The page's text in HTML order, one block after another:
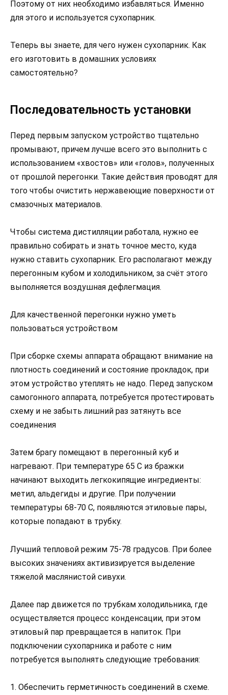
Поэтому от них необходимо избавляться. Именно
для этого и используется сухопарник.
Теперь вы знаете, для чего нужен сухопарник. Как
его изготовить в домашних условиях
самостоятельно?
Последовательность установки
Перед первым запуском устройство тщательно
промывают, причем лучше всего это выполнить с
использованием «хвостов» или «голов», полученных
от прошлой перегонки. Такие действия проводят для
того чтобы очистить нержавеющие поверхности от
смазочных материалов.
Чтобы система дистилляции работала, нужно ее
правильно собирать и знать точное место, куда
нужно ставить сухопарник. Его располагают между
перегонным кубом и холодильником, за счёт этого
выполняется воздушная дефлегмация.
Для качественной перегонки нужно уметь
пользоваться устройством
При сборке схемы аппарата обращают внимание на
плотность соединений и состояние прокладок, при
этом устройство утеплять не надо. Перед запуском
самогонного аппарата, потребуется протестировать
схему и не забыть лишний раз затянуть все
соединения
Затем брагу помещают в перегонный куб и
нагревают. При температуре 65 С из бражки
начинают выходить легкокипящие ингредиенты:
метил, альдегиды и другие. При получении
температуры 68-70 С, появляются этиловые пары,
которые попадают в трубку.
Лучший тепловой режим 75-78 градусов. При более
высоких значениях активизируется выделение
тяжелой маслянистой сивухи.
Далее пар движется по трубкам холодильника, где
осуществляется процесс конденсации, при этом
этиловый пар превращается в напиток. При
подключении сухопарника и работе с ним
потребуется выполнять следующие требования:
1. Обеспечить герметичность соединений в схеме.